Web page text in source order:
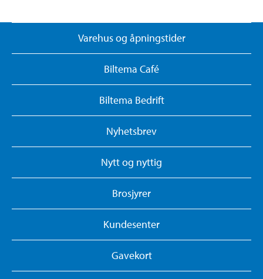
Varehus og åpningstider
Biltema Café
Biltema Bedrift
Nyhetsbrev
Nytt og nyttig
Brosjyrer
Kundesenter
Gavekort